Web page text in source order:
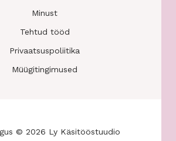
Minust
Tehtud tööd
Privaatsuspoliitika
Müügitingimused
© 2026 Ly Käsitööstuudio